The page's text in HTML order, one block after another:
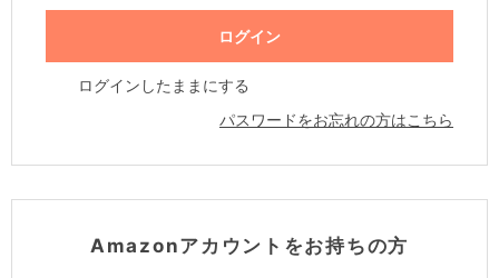
ログインしたままにする
パスワードをお忘れの方はこちら
Amazonアカウントをお持ちの方